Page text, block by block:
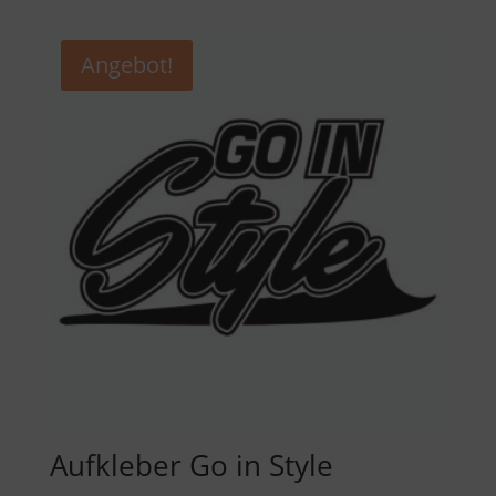
Angebot!
Aufkleber Go in Style